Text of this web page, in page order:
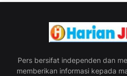
Pers bersifat independen dan
memberikan informasi kepada